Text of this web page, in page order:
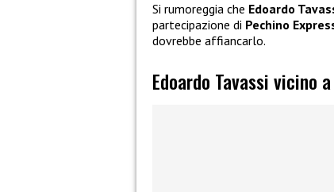
Si rumoreggia che Edoardo
partecipazione di Pechino
dovrebbe affiancarlo.
Edoardo Tavassi vicino